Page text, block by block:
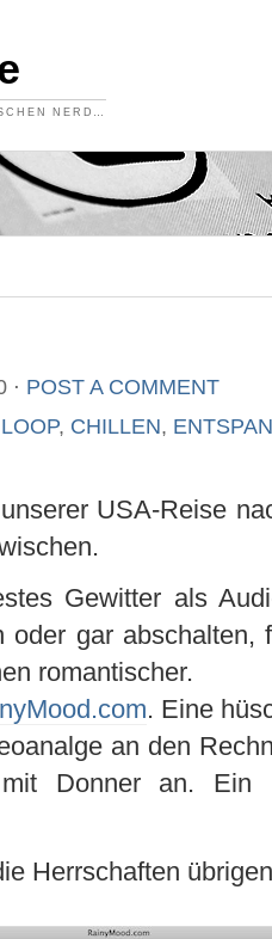
NERD…
⋅ POST A COMMENT
, CHILLEN,
USA-Reise
Gewitter als
oder gar
romantischer.
. Eine
an den
Donner an. Ein
Herrschaften